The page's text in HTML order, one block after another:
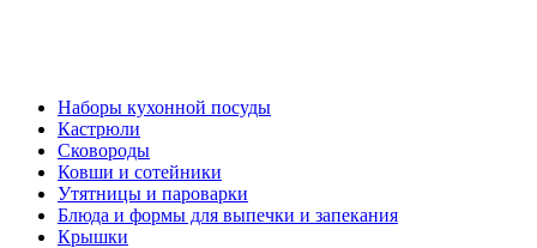
Наборы кухонной посуды
Кастрюли
Сковороды
Ковши и сотейники
Утятницы и пароварки
Блюда и формы для выпечки и запекания
Крышки